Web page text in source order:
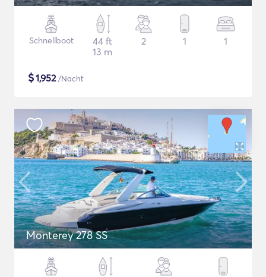
Schnellboot
44 ft
13 m
2 1 1
$1,952/Nacht
Monterey 278 SS